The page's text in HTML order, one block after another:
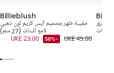
Billieblush
حقيبة ظهر بتصميم آيس كريم لون ذهبي
لامع للبنات (27 سم)
UK£ 45.00
-50%
UK£ 23.00
أزرق
للبنات